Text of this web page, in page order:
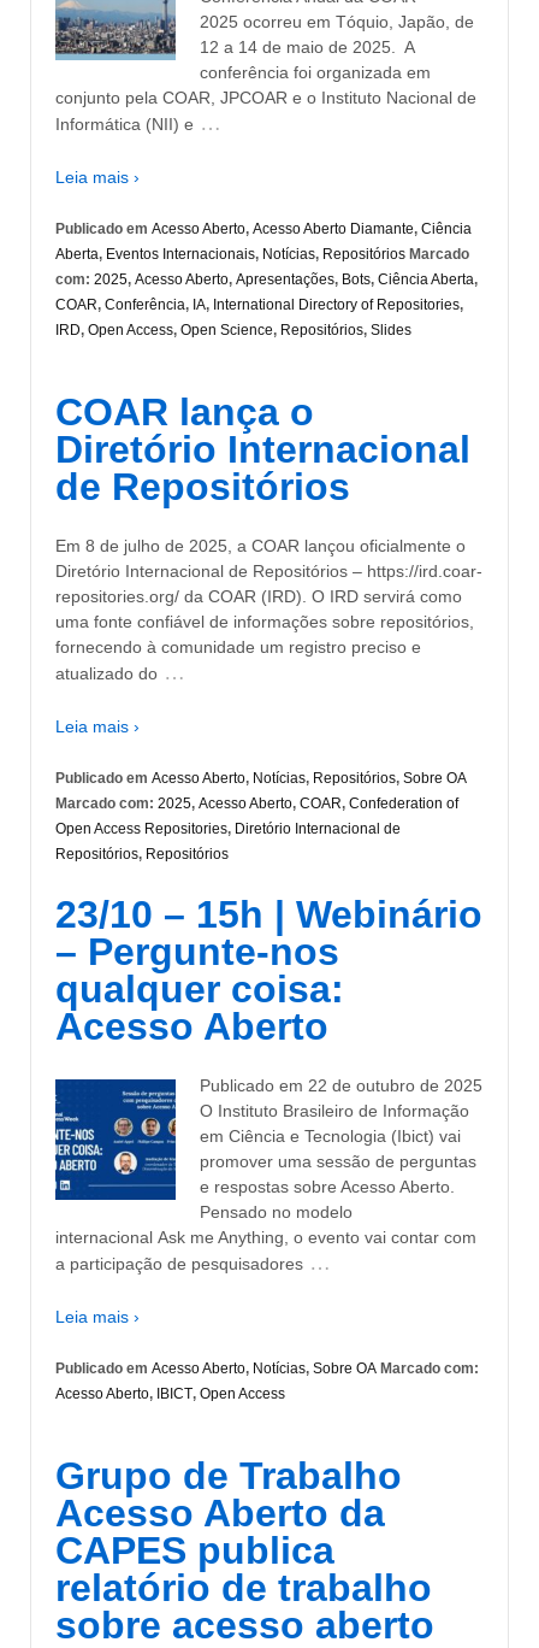
2025 ocorreu em Tóquio, Japão, de
12 a 14 de maio de 2025. A
conferência foi organizada em
conjunto pela COAR, JPCOAR e o Instituto Nacional de
Informática (NII) e …
Leia mais ›
Publicado em Acesso Aberto, Acesso Aberto Diamante, Ciência
Aberta, Eventos Internacionais, Notícias, Repositórios Marcado
com: 2025, Acesso Aberto, Apresentações, Bots, Ciência Aberta,
COAR, Conferência, IA, International Directory of Repositories,
IRD, Open Access, Open Science, Repositórios, Slides
COAR lança o
Diretório Internacional
de Repositórios
Em 8 de julho de 2025, a COAR lançou oficialmente o
Diretório Internacional de Repositórios – https://ird.coar-
repositories.org/ da COAR (IRD). O IRD servirá como
uma fonte confiável de informações sobre repositórios,
fornecendo à comunidade um registro preciso e
atualizado do …
Leia mais ›
Publicado em Acesso Aberto, Notícias, Repositórios, Sobre OA
Marcado com: 2025, Acesso Aberto, COAR, Confederation of
Open Access Repositories, Diretório Internacional de
Repositórios, Repositórios
23/10 – 15h | Webinário
– Pergunte-nos
qualquer coisa:
Acesso Aberto
Publicado em 22 de outubro de 2025
O Instituto Brasileiro de Informação
em Ciência e Tecnologia (Ibict) vai
promover uma sessão de perguntas
e respostas sobre Acesso Aberto.
Pensado no modelo
internacional Ask me Anything, o evento vai contar com
a participação de pesquisadores …
Leia mais ›
Publicado em Acesso Aberto, Notícias, Sobre OA Marcado com:
Acesso Aberto, IBICT, Open Access
Grupo de Trabalho
Acesso Aberto da
CAPES publica
relatório de trabalho
sobre acesso aberto